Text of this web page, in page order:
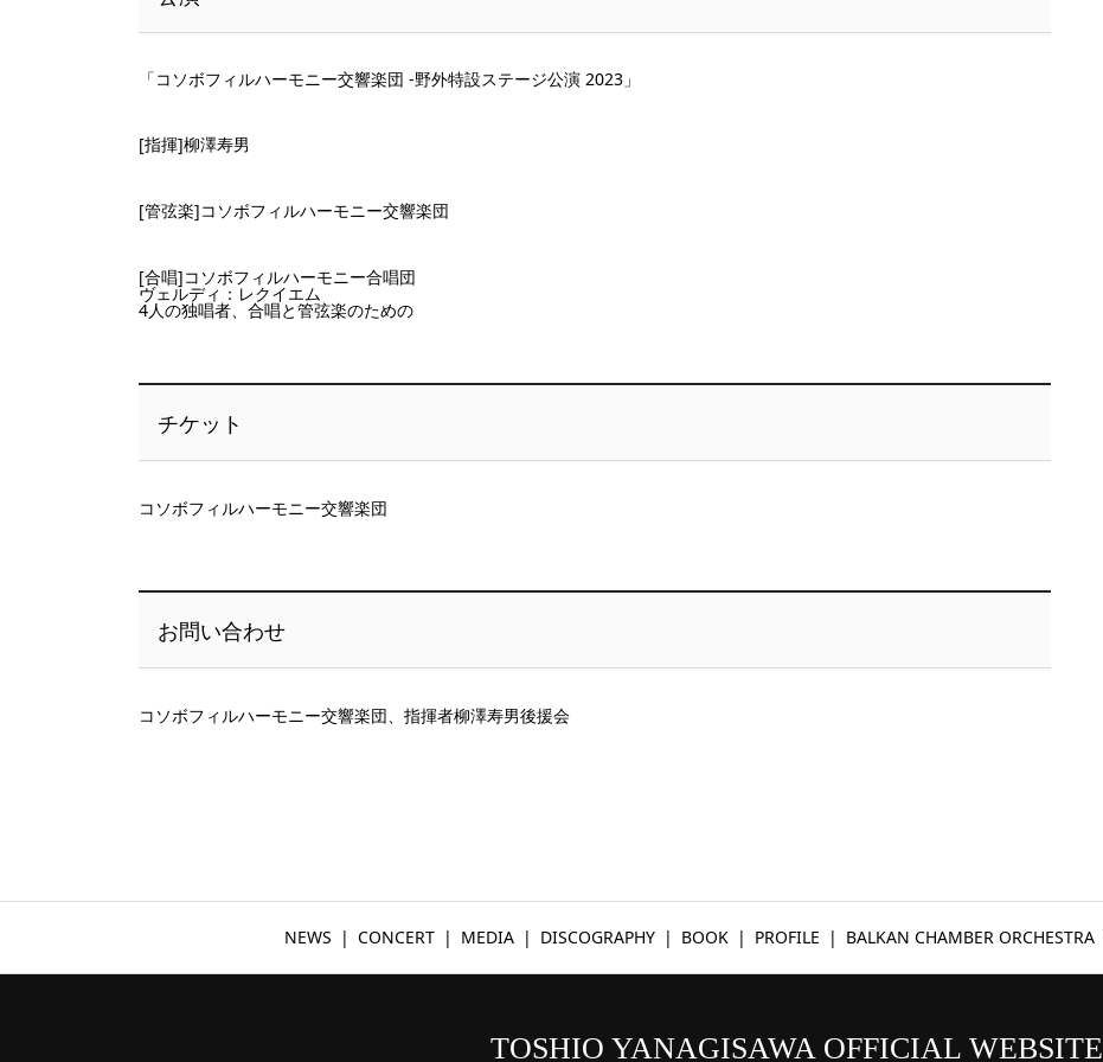
「コソボフィルハーモニー交響楽団 -野外特設ステージ公演 2023」
[指揮]柳澤寿男
[管弦楽]コソボフィルハーモニー交響楽団
[合唱]コソボフィルハーモニー合唱団
ヴェルディ：レクイエム
4人の独唱者、合唱と管弦楽のための
チケット
コソボフィルハーモニー交響楽団
お問い合わせ
コソボフィルハーモニー交響楽団、指揮者柳澤寿男後援会
NEWS CONCERT MEDIA DISCOGRAPHY BOOK PROFILE BALKAN CHAMBER ORCHESTRA
TOSHIO YANAGISAWA OFFICIAL WEBSITE